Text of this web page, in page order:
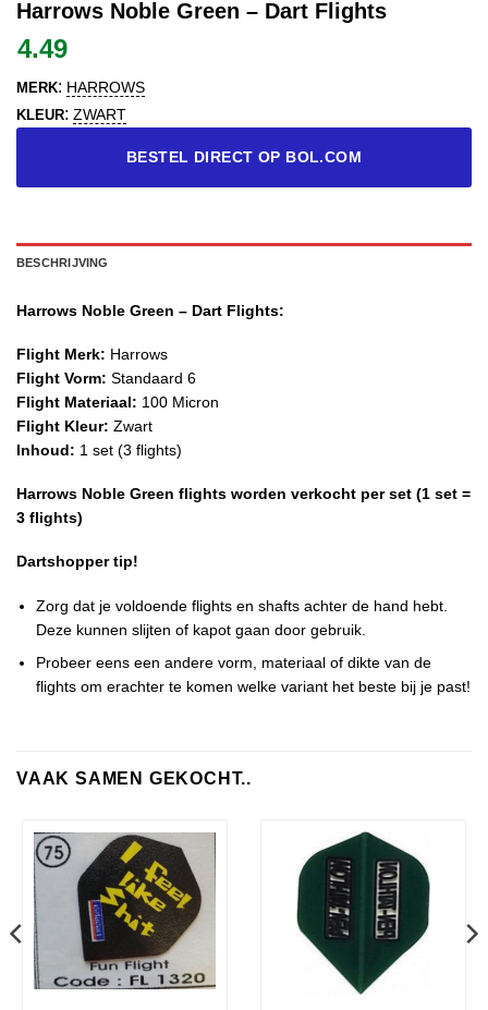
Harrows Noble Green – Dart Flights
4.49
MERK: HARROWS
KLEUR: ZWART
BESTEL DIRECT OP BOL.COM
BESCHRIJVING
Harrows Noble Green – Dart Flights:
Flight Merk: Harrows
Flight Vorm: Standaard 6
Flight Materiaal: 100 Micron
Flight Kleur: Zwart
Inhoud: 1 set (3 flights)
Harrows Noble Green flights worden verkocht per set (1 set =
3 flights)
Dartshopper tip!
Zorg dat je voldoende flights en shafts achter de hand hebt.
Deze kunnen slijten of kapot gaan door gebruik.
Probeer eens een andere vorm, materiaal of dikte van de
flights om erachter te komen welke variant het beste bij je past!
VAAK SAMEN GEKOCHT..